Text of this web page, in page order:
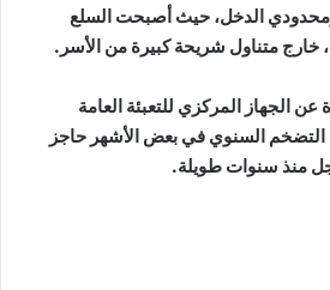
الدخل، حيث أصبحت السلع
خارج متناول شريحة كبيرة من الأسر.
عن الجهاز المركزي للتعبئة العامة
التضخم السنوي في بعض الأشهر حاجز